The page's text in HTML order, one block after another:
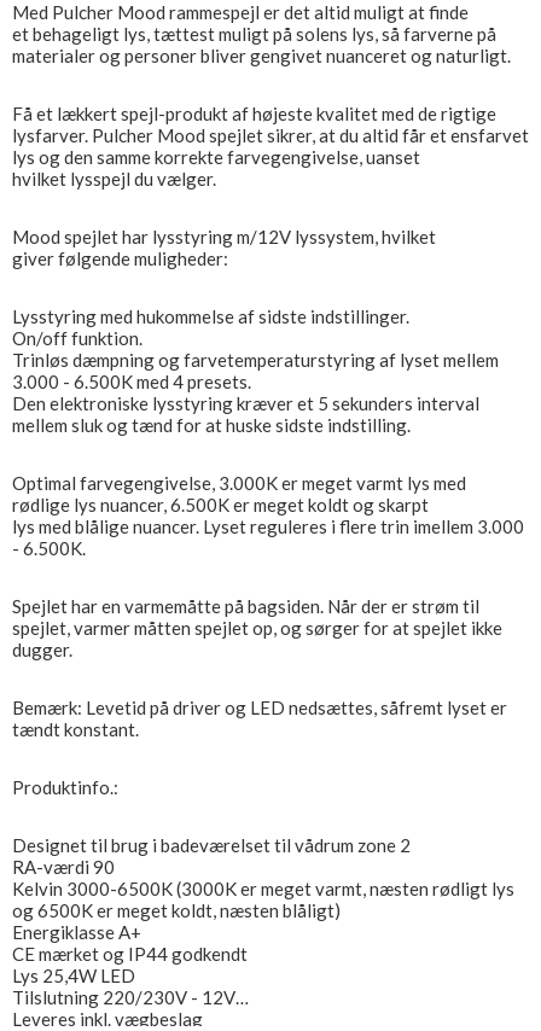
Med Pulcher Mood rammespejl er det altid muligt at finde
et behageligt lys, tættest muligt på solens lys, så farverne på
materialer og personer bliver gengivet nuanceret og naturligt.
Få et lækkert spejl-produkt af højeste kvalitet med de rigtige
lysfarver. Pulcher Mood spejlet sikrer, at du altid får et ensfarvet
lys og den samme korrekte farvegengivelse, uanset
hvilket lysspejl du vælger.
Mood spejlet har lysstyring m/12V lyssystem, hvilket
giver følgende muligheder:
Lysstyring med hukommelse af sidste indstillinger.
On/off funktion.
Trinløs dæmpning og farvetemperaturstyring af lyset mellem
3.000 - 6.500K med 4 presets.
Den elektroniske lysstyring kræver et 5 sekunders interval
mellem sluk og tænd for at huske sidste indstilling.
Optimal farvegengivelse, 3.000K er meget varmt lys med
rødlige lys nuancer, 6.500K er meget koldt og skarpt
lys med blålige nuancer. Lyset reguleres i flere trin imellem 3.000
- 6.500K.
Spejlet har en varmemåtte på bagsiden. Når der er strøm til
spejlet, varmer måtten spejlet op, og sørger for at spejlet ikke
dugger.
Bemærk: Levetid på driver og LED nedsættes, såfremt lyset er
tændt konstant.
Produktinfo.:
Designet til brug i badeværelset til vådrum zone 2
RA-værdi 90
Kelvin 3000-6500K (3000K er meget varmt, næsten rødligt lys
og 6500K er meget koldt, næsten blåligt)
Energiklasse A+
CE mærket og IP44 godkendt
Lys 25,4W LED
Tilslutning 220/230V - 12V
Leveres inkl. vægbeslag